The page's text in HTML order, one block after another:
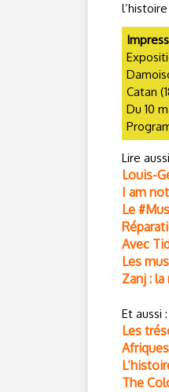
Catan
Du 10
Lire
Louis-
I am
Le
Avec
Les
Zanj :
Et aussi :
Les
The